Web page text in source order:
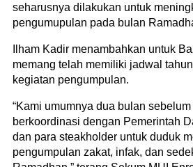
seharusnya dilakukan untuk
pengumupulan pada bulan
Ilham Kadir menambahkan untuk
memang telah memiliki jadwal
kegiatan pengumpulan.
“Kami umumnya dua bulan
berkoordinasi dengan Pemerintah
dan para steakholder untuk duduk
pengumpulan zakat, infak, dan